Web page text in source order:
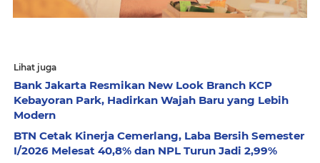
Lihat juga
Bank Jakarta Resmikan New Look Branch KCP
Kebayoran Park, Hadirkan Wajah Baru yang Lebih
Modern
BTN Cetak Kinerja Cemerlang, Laba Bersih Semester
I/2026 Melesat 40,8% dan NPL Turun Jadi 2,99%